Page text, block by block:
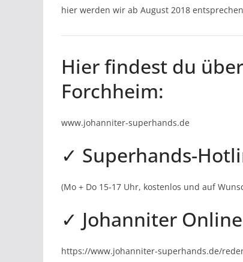
hier werden wir ab August 2018
Hier findest du
Forchheim:
www.johanniter-superhands.de
✓ Superhands-
(Mo + Do 15-17 Uhr, kostenlos und auf
✓ Johanniter
https://www.johanniter-superhands.de/